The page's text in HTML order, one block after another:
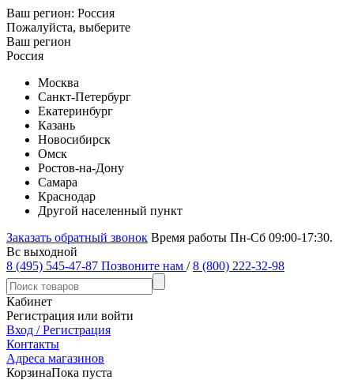
Ваш регион: Россия
Пожалуйста, выберите
Ваш регион
Россия
Москва
Санкт-Петербург
Екатеринбург
Казань
Новосибирск
Омск
Ростов-на-Дону
Самара
Краснодар
Другой населенный пункт
Заказать обратный звонок Время работы Пн-Сб 09:00-17:30.
Вс выходной
8 (495) 545-47-87 Позвоните нам / 8 (800) 222-32-98
Кабинет
Регистрация или войти
Вход / Регистрация
Контакты
Адреса магазинов
КорзинаПока пуста